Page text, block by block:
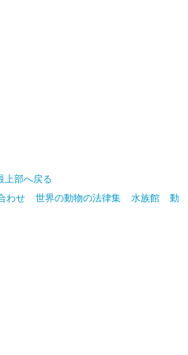
上部へ戻る
わせ 世界の動物の法律集 水族館
動